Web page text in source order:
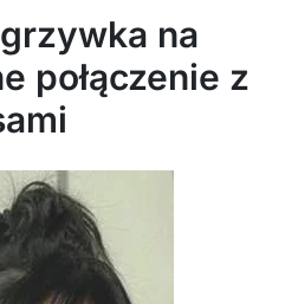
na
połączenie z